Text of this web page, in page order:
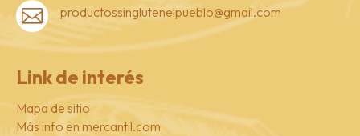
 productossinglutenelpueblo@gmail.com
Link de interés
Mapa de sitio
Más info en mercantil.com